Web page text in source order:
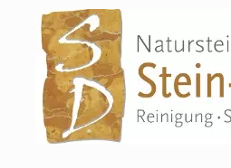
springen